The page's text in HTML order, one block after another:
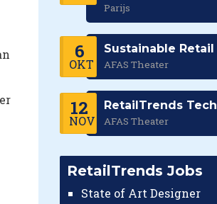
Parijs
6
OKT
Sustainable Retail
AFAS Theater
12
NOV
RetailTrends Tech
AFAS Theater
RetailTrends Jobs
State of Art Designer